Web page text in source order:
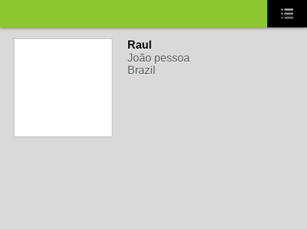
Raul
João pessoa
Brazil